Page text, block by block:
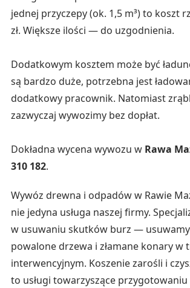
jednej przyczepy (ok. 1,5 m³) to koszt
zł. Większe ilości — do uzgodnienia.
Dodatkowym kosztem może być
są bardzo duże, potrzebna jest
dodatkowy pracownik. Natomiast
zazwyczaj wywozimy bez dopłat.
Dokładna wycena wywozu w Rawa
310 182.
Wywóz drewna i odpadów w Rawie
nie jedyna usługa naszej firmy.
w usuwaniu skutków burz — usuwamy
powalone drzewa i złamane konary w
interwencyjnym. Koszenie zarośli i
to usługi towarzyszące